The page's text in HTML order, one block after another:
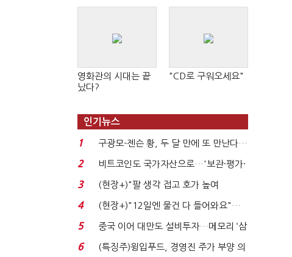
영화관의 시대는 끝
났다?
"CD로 구워오세요"
인기뉴스
1
구광모-젠슨 황, 두 달 만에 또 만난다…
로봇·AI 등 논...
2
비트코인도 국가자산으로…'보관·평가·
처분' 기준은 ...
3
(현장+)"팔 생각 접고 호가 높여
요"…'덜 똘똘한 한 채' 20...
4
(현장+)"12일엔 물건 다 들어와요"…
빈 매대 채우며 문 연 ...
5
중국 이어 대만도 설비투자…메모리 ‘삼
국전쟁’
6
(특징주)윙입푸드, 경영진 주가 부양 의